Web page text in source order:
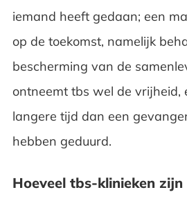
iemand heeft gedaan; een
op de toekomst, namelijk
bescherming van de
ontneemt tbs wel de vrijheid,
langere tijd dan een
hebben geduurd.
Hoeveel tbs-klinieken